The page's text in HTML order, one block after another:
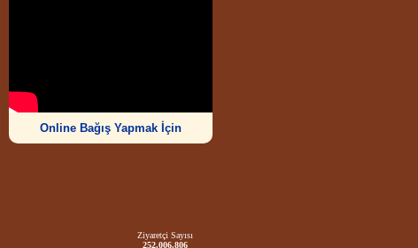
Online Bağış Yapmak İçin
Ziyaretçi Sayısı
252.006.806